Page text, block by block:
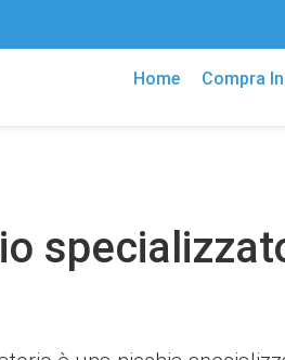
Home Compra